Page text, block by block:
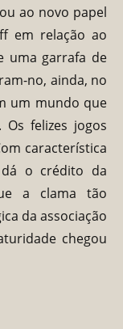
ao novo papel
em relação ao
uma garrafa de
no, ainda, no
um mundo que
felizes jogos
característica
dá o crédito da
a clama tão
da associação
chegou